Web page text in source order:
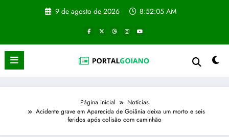
9 de agosto de 2026 8:52:06 AM
Página inicial
Notícias
Acidente grave em Aparecida de Goiânia deixa um morto e seis
feridos após colisão com caminhão